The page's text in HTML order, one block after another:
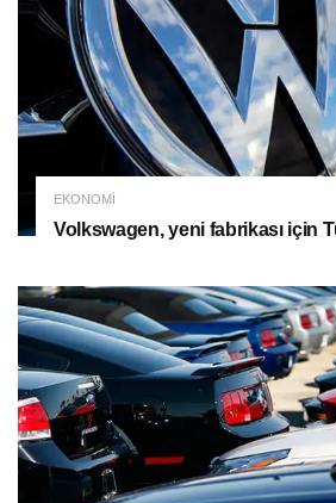
EKONOMI
Volkswagen, yeni fabrikası için